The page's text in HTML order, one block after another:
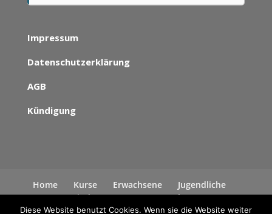
Impressum
Datenschutzerklärung
AGB
Kündigung
Home Kurse Erwachsene
Jugendliche
Kinder
News
Kontakt
Datenschutzerklärung
Diese Website benutzt Cookies. Wenn sie die Website weiter